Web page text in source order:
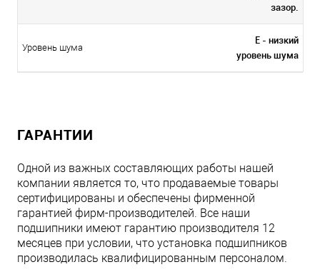
зазор.
Уровень шума
E - низкий
уровень шума
ГАРАНТИИ
Одной из важных составляющих работы нашей
компании является то, что продаваемые товары
сертифицированы и обеспечены фирменной
гарантией фирм-производителей. Все наши
подшипники имеют гарантию производителя 12
месяцев при условии, что установка подшипников
производилась квалифицированным персоналом.